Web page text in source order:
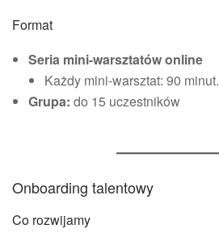
Format
Seria mini-warsztatów online
Każdy mini-warsztat: 90 minut.
Grupa: do 15 uczestników
Onboarding talentowy
Co rozwijamy